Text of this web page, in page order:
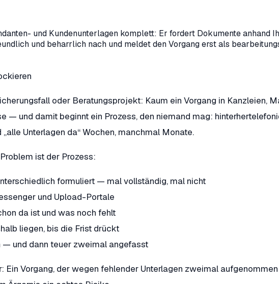
und Kundenunterlagen komplett: Er fordert Dokumente anhand
und beharrlich nach und meldet den Vorgang erst als
oder Beratungsprojekt: Kaum ein Vorgang in Kanzleien,
— und damit beginnt ein Prozess, den niemand mag:
Unterlagen da“ Wochen, manchmal Monate.
ist der Prozess:
formuliert — mal vollständig, mal nicht
und Upload-Portale
da ist und was noch fehlt
liegen, bis die Frist drückt
und dann teuer zweimal angefasst
Ein Vorgang, der wegen fehlender Unterlagen zweimal